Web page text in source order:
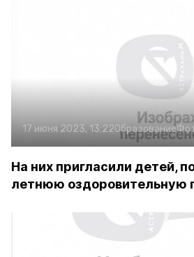
17 июня 2023, 13:22Образование
На них пригласили детей,
летнюю оздоровительную